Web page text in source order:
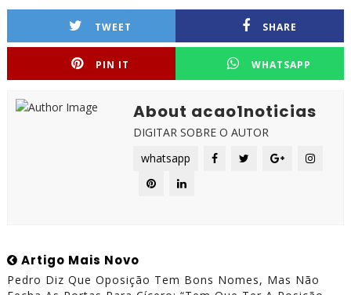
TWEET SHARE
PIN IT WHATSAPP
About acao1noticias
DIGITAR SOBRE O AUTOR
whatsapp
Artigo Mais Novo
Pedro Diz Que Oposição Tem Bons Nomes, Mas Não